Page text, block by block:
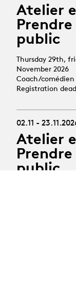
Atelier
public
Thursday 29th,
November 2026
Coach/
Registration
02.11 -
Atelier
public